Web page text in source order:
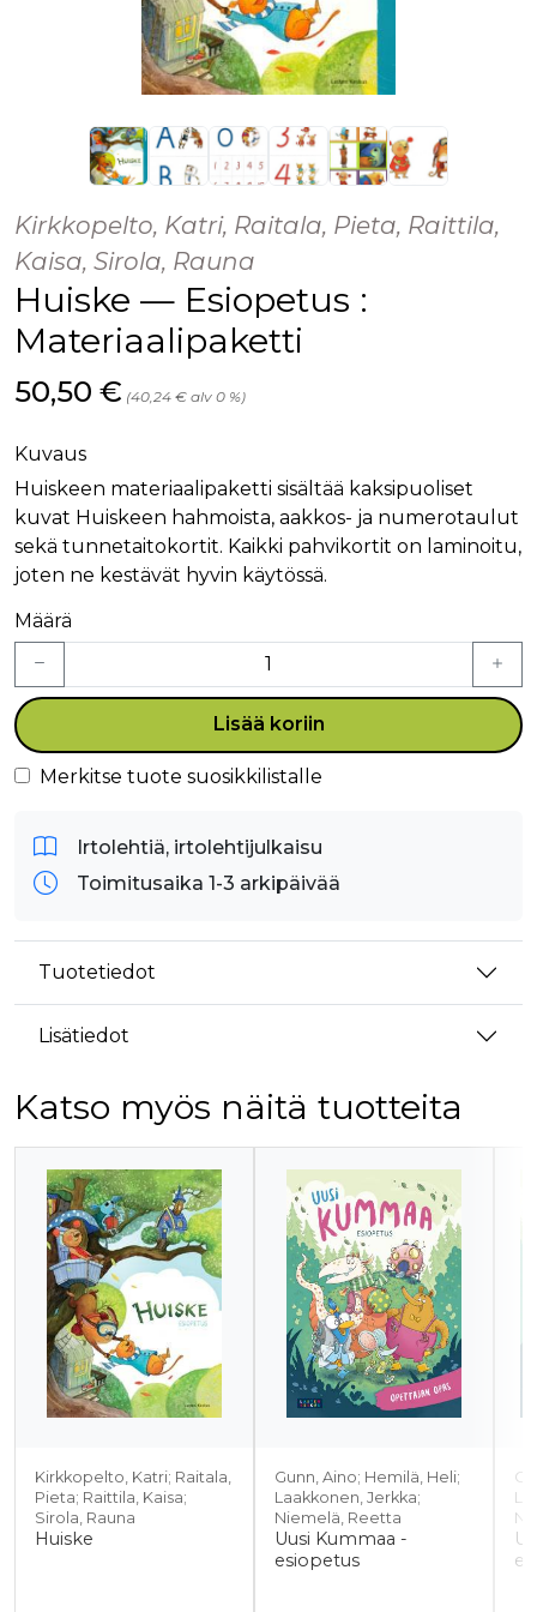
Kirkkopelto, Katri, Raitala, Pieta, Raittila,
Kaisa, Sirola, Rauna
Huiske — Esiopetus :
Materiaalipaketti
Hinta nyt
50,50 € (40,24 € alv 0 %)
Kuvaus
Huiskeen materiaalipaketti sisältää kaksipuoliset
kuvat Huiskeen hahmoista, aakkos- ja numerotaulut
sekä tunnetaitokortit. Kaikki pahvikortit on laminoitu,
joten ne kestävät hyvin käytössä.
Määrä
Lisää koriin
Merkitse tuote suosikkilistalle
Irtolehtiä, irtolehtijulkaisu
Toimitusaika 1-3 arkipäivää
Tuotetiedot
Lisätiedot
Katso myös näitä tuotteita
Tuoteluettelon alku
Kirkkopelto, Katri; Raitala,
Pieta; Raittila, Kaisa;
Sirola, Rauna
Huiske
Gunn, Aino; Hemilä, Heli;
Laakkonen, Jerkka;
Niemelä, Reetta
Uusi Kummaa -
esiopetus